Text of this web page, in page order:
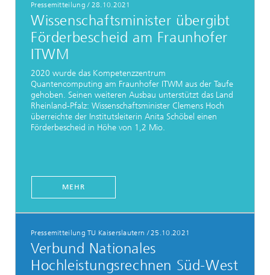
Pressemitteilung / 28.10.2021
Wissenschaftsminister übergibt
Förderbescheid am Fraunhofer
ITWM
2020 wurde das Kompetenzzentrum
Quantencomputing am Fraunhofer ITWM aus der Taufe
gehoben. Seinen weiteren Ausbau unterstützt das Land
Rheinland-Pfalz: Wissenschaftsminister Clemens Hoch
überreichte der Institutsleiterin Anita Schöbel einen
Förderbescheid in Höhe von 1,2 Mio.
MEHR
Pressemitteilung TU Kaiserslautern /25.10.2021
Verbund Nationales
Hochleistungsrechnen Süd-West